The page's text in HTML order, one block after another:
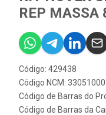
REP MASSA
Código: 429438
Código NCM: 33051000
Código de Barras do
Código de Barras da